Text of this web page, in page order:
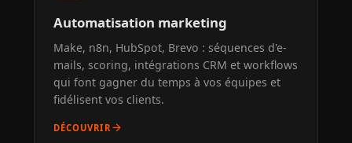
Automatisation marketing
Make, n8n, HubSpot, Brevo : séquences d'e-
mails, scoring, intégrations CRM et workflows
qui font gagner du temps à vos équipes et
fidélisent vos clients.
DÉCOUVRIRarrow_forward